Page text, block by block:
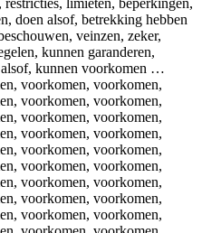
doen alsof, betrekking hebben
veinzen, zeker,
kunnen garanderen,
kunnen voorkomen …
voorkomen, voorkomen,
voorkomen, voorkomen,
voorkomen, voorkomen,
voorkomen, voorkomen,
voorkomen, voorkomen,
voorkomen, voorkomen,
voorkomen, voorkomen,
voorkomen, voorkomen,
voorkomen, voorkomen,